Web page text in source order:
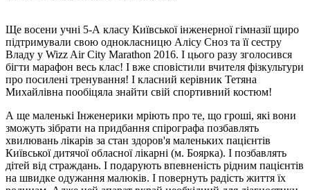
Ще восени учні 5-А класу Київської інженерної гімназії щиро
підтримували свою однокласницю Алісу Сноз та її сестру
Владу у Wizz Air City Marathon 2016. І цього разу зголосився
бігти марафон весь клас! І вже сповістили вчителя фізкультури
про посилені тренування! І класний керівник Тетяна
Михайлівна пообіцяла знайти свій спортивний костюм!
А ще маленькі Інженерики мріють про те, що гроші, які вони
зможуть зібрати на придбання спірографа позбавлять
хвилювань лікарів за стан здоров'я маленьких пацієнтів
Київської дитячої обласної лікарні (м. Боярка). І позбавлять
дітей від страждань. І подарують впевненість рідним пацієнтів
на швидке одужання малюків. І повернуть радість життя їх